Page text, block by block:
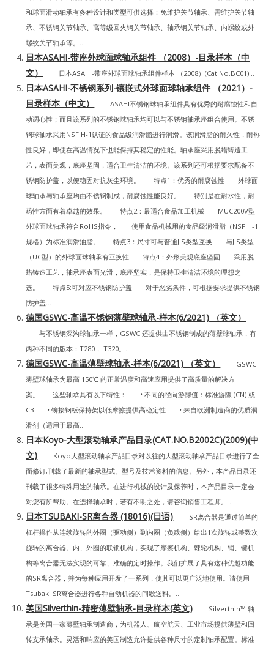
和球面滑动轴承有多种设计和类型可供选择：免维护关节轴承、需维护关节轴
承、不锈钢关节轴承、高等级回火钢关节轴承、轴承钢关节轴承、内螺纹或外
螺纹关节轴承等。...
日本ASAHI-带座外球面球轴承组件 （2008）-目录样本（中
文）
日本ASAHI-带座外球面球轴承组件样本 （2008）(Cat.No.BC01)...
日本ASAHI-不锈钢系列-镶嵌式外球面球轴承组件 （2021）-
目录样本（中文）
ASAHI不锈钢球轴承组件具有优秀的耐腐蚀性和自
动调心性；而且该系列的不锈钢球轴承均可以与不锈钢轴承座组合使用。不锈
钢球轴承采用NSF H-1认证的食品级润滑脂进行润滑。该润滑脂的耐久性，耐热
性良好，即使在高温情况下也能保持其稳定的性能。轴承座采用脱蜡铸造工
艺，表面美观，底座坚固，适合卫生清洁的环境。该系列还可根据要求配备不
锈钢防护盖，以便稳固对抗灰尘环境。 特点1：优秀的耐腐蚀性 外球面
球轴承与轴承座均由不锈钢制成，耐腐蚀性能良好。 特别是在耐水性，耐
药性方面有着卓越的效果。 特点2：最适合食品加工机械 MUC200V型
外球面球轴承符合RoHS指令， 使用食品机械用的食品级润滑脂（NSF H-1
规格）为标准润滑油脂。 特点3：尺寸可与普通JIS类型互换 与JIS类型
（UC型）的外球面球轴承有互换性 特点4：外形美观底座坚固 采用脱
蜡铸造工艺，轴承座表面光滑，底座坚实，是保持卫生清洁环境的理想之
选。 特点5:可对应不锈钢防护盖 对于恶劣条件，可根据要求提供不锈钢
防护盖...
德国GSWC-高温不锈钢薄壁球轴承-样本(6/2021) （英文）
与不锈钢深沟球轴承一样，GSWC 还提供由不锈钢制成的薄壁球轴承，有
两种不同的版本：T280， T320。...
德国GSWC-高温薄壁球轴承-样本(6/2021) （英文）
GSWC
薄壁球轴承为最高 150℃ 的正常温度和高速应用提供了高质量的解决方
案。 这些轴承具有以下特性： • 不同的径向游隙值：标准游隙 (CN) 或
C3 • 铆接钢板保持架以低摩擦提供高稳定性 • 来自欧洲制造商的优质润
滑剂（适用于最高...
日本Koyo-大型滚动轴承产品目录(CAT.NO.B2002C)(2009)(中
文)
Koyo大型滚动轴承产品目录对以往的大型滚动轴承产品目录进行了全
面修订,刊载了最新的轴承型式、型号及技术资料的信息。另外，本产品目录还
刊载了很多特殊用途的轴承。在进行机械的设计及保养时，本产品目录一定会
对您有所帮助。在选择轴承时，若有不明之处，请咨询销售工程师。 ...
日本TSUBAKI-SR离合器 (18016)(日语)
SR离合器是通过简单的
杠杆操作从连续旋转的外圈（驱动侧）到内圈（负载侧）给出1次旋转或整数次
旋转的离合器。内、外圈的联锁机构，实现了摩擦机构、棘轮机构、销、键机
构等离合器无法实现的可靠、准确的定时操作。我们扩展了具有这种优越功能
的SR离合器，并为每种应用开发了一系列，使其可以更广泛地使用。请使用
Tsubaki SR离合器进行各种自动机器的间歇送料。...
美国Silverthin-精密薄壁轴承-目录样本(英文)
Silverthin™ 轴
承是美国一家薄壁轴承制造商，为机器人、航空航天、工业市场提供薄壁和回
转支承轴承。灵活和响应的美国制造允许提供各种尺寸的定制轴承配置。标准